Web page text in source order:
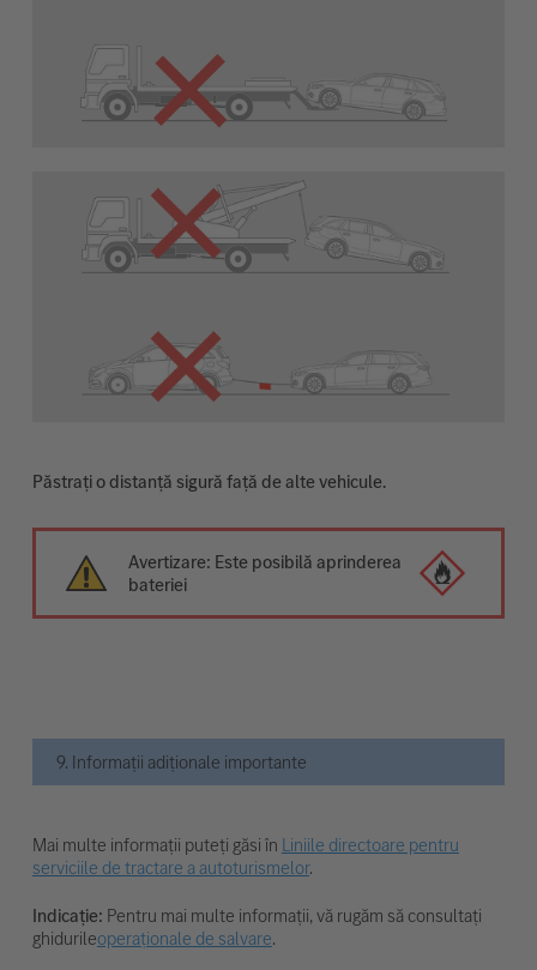
Păstrați o distanță sigură față de alte vehicule.
Avertizare: Este posibilă aprinderea
bateriei
9. Informații adiționale importante
Mai multe informații puteți găsi în Liniile directoare pentru
serviciile de tractare a autoturismelor.
Indicație: Pentru mai multe informații, vă rugăm să consultați
ghidurileoperaționale de salvare.